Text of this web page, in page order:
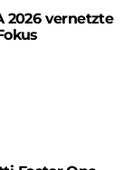
2026 vernetzte